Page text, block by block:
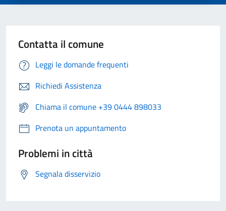
Contatta il comune
Leggi le domande frequenti
Richiedi Assistenza
Chiama il comune +39 0444 898033
Prenota un appuntamento
Problemi in città
Segnala disservizio